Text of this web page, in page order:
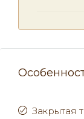
Закрытая